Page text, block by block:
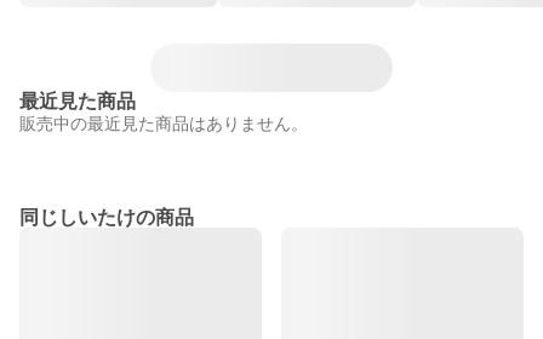
最近見た商品
販売中の最近見た商品はありません。
同じしいたけの商品